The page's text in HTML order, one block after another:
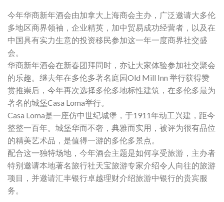
今年华商新年酒会由加拿大上海商会主办，广泛邀请大多伦
多地区商界领袖，企业精英，加中贸易成功经营者，以及在
中国具有实力生意的投资移民参加这一年一度商界社交盛
会。
华商新年酒会在新春团拜同时，亦让大家体验参加社交聚会
的乐趣。继去年在多伦多著名庭园Old Mill Inn 举行获得赞
赏推崇后，今年再次选择多伦多地标性建筑，在多伦多最为
著名的城堡Casa Loma举行。
Casa Loma是一座仿中世纪城堡，于1911年动工兴建，距今
整整一百年。城堡华而不奢，典雅而实用，被评为很有品位
的精美艺术品，是值得一游的多伦多景点。
配合这一独特场地，今年酒会主题是如何享受旅游，主办者
特别邀请本地著名旅行社天宝旅游专家介绍令人向往的旅游
项目，并邀请汇丰银行卓越理财介绍旅游中银行的贵宾服
务。